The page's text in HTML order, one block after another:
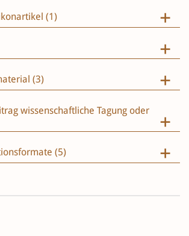
(1)
(3)
wissenschaftliche Tagung oder
(5)